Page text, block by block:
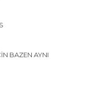
BAZEN AYNI